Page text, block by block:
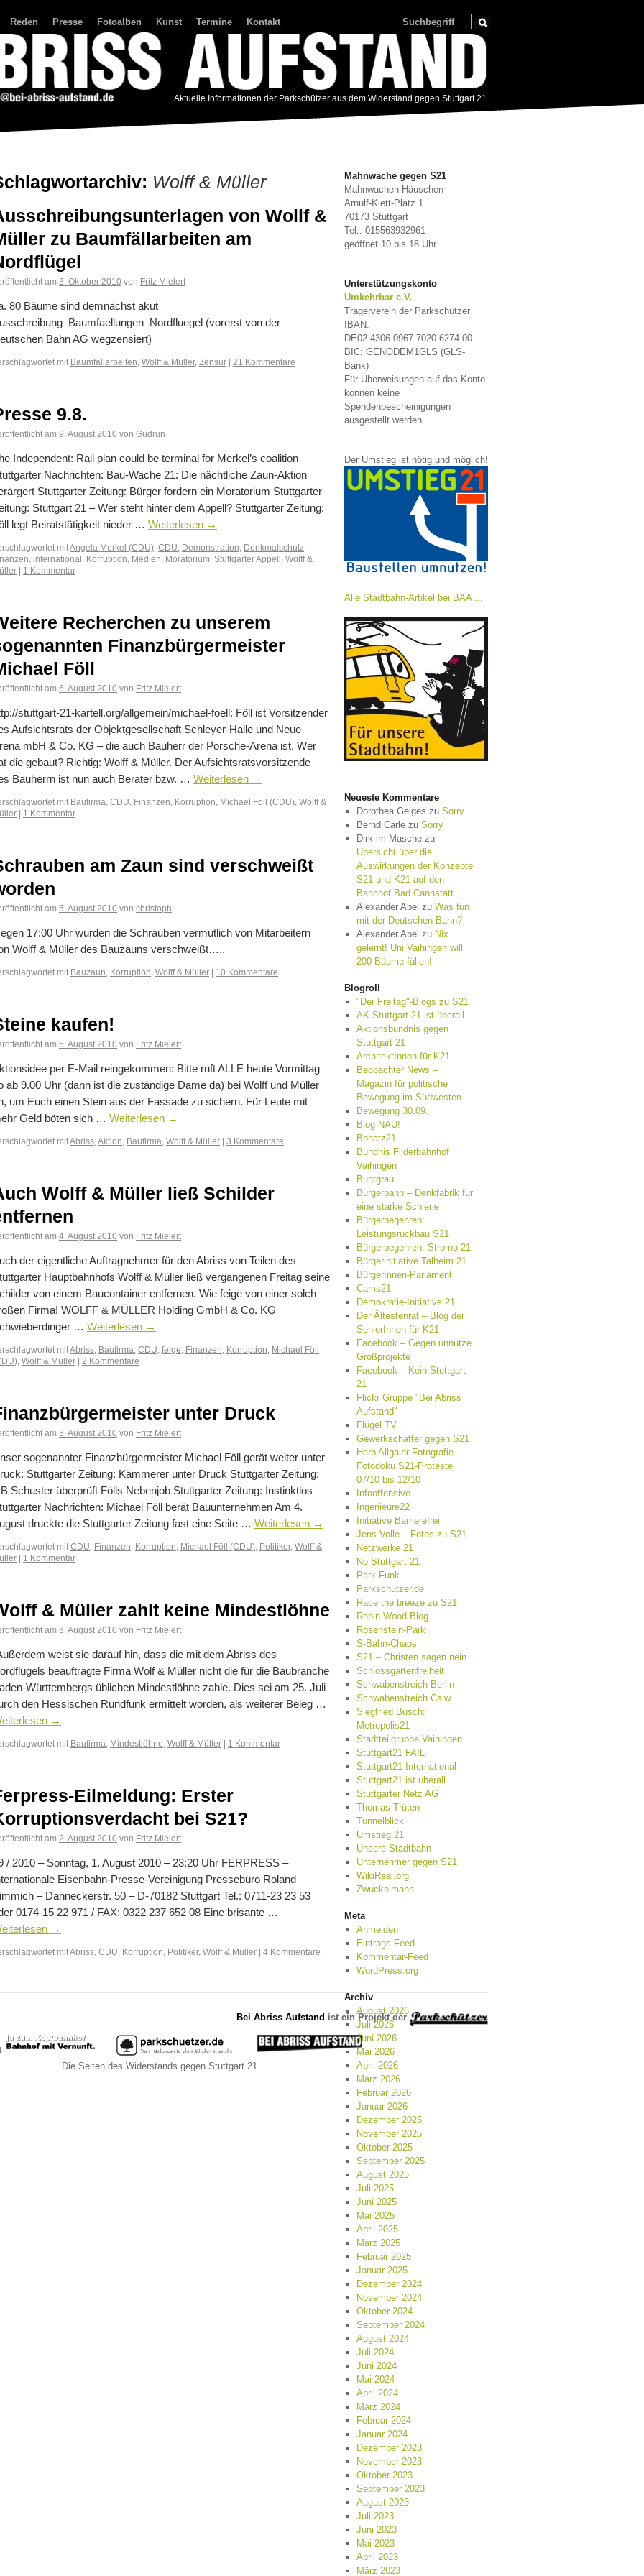
Reden Presse Fotoalben Kunst Termine Kontakt
Aktuelle Informationen der Parkschützer aus dem Widerstand gegen Stuttgart 21
Wolff & Müller
von Wollf &
zu Baumfällarbeiten am
am 3. Oktober 2010 von Fritz Mielert
80 Bäume sind demnächst akut
(vorerst von der
Bahn AG wegzensiert)
mit Baumfällarbeiten Wolff & Müller, Zensur | 21 Kommentare
9.8.
am 9. August 2010 von Gudrun
Independent: Rail plan could be terminal for Merkel’s coalition
Nachrichten: Bau-Wache 21: Die nächtliche Zaun-Aktion
Stuttgarter Zeitung: Bürger fordern ein Moratorium Stuttgarter
Stuttgart 21 – Wer steht hinter dem Appell? Stuttgarter Zeitung:
legt Beiratstätigkeit nieder … Weiterlesen →
mitAngela Merkel (CDU) CDU Demonstration Denkmalschutz
international Korruption Medien Moratorium Stuttgarter Appell Wolff &
| 1 Kommentar
Recherchen zu unserem
Finanzbürgermeister
Föll
am 6. August 2010 von Fritz Mielert
stuttgart-21-kartell.org/allgemein/michael-foell: Föll ist Vorsitzender
Aufsichtsrats der Objektgesellschaft Schleyer-Halle und Neue
mbH & Co. KG – die auch Bauherr der Porsche-Arena ist. Wer
die gebaut? Richtig: Wolff & Müller. Der Aufsichtsratsvorsitzende
Bauherrn ist nun auch Berater bzw. … Weiterlesen →
mit Baufirma CDU Finanzen Korruption Michael Föll (CDU) Wolff &
| 1 Kommentar
am Zaun sind verschweißt
am 5. August 2010 von christoph
17:00 Uhr wurden die Schrauben vermutlich von Mitarbeitern
Wolff & Müller des Bauzauns verschweißt…..
mit Bauzaun Korruption Wolff & Müller | 10 Kommentare
kaufen!
am 5. August 2010 von Fritz Mielert
per E-Mail reingekommen: Bitte ruft ALLE heute Vormittag
ab 9.00 Uhr (dann ist die zuständige Dame da) bei Wolff und Müller
um Euch einen Stein aus der Fassade zu sichern. Für Leute mit
Geld böten sich … Weiterlesen →
mitAbriss Aktion Baufirma Wolff & Müller | 3 Kommentare
Wolff & Müller ließ Schilder
am 4. August 2010 von Fritz Mielert
der eigentliche Auftragnehmer für den Abriss von Teilen des
Hauptbahnhofs Wolff & Müller ließ vergangenen Freitag seine
von einem Baucontainer entfernen. Wie feige von einer solch
Firma! WOLFF & MÜLLER Holding GmbH & Co. KG
… Weiterlesen →
mitAbriss Baufirma CDU feige Finanzen Korruption
Michael Föll
Wolff & Müller | 2 Kommentare
unter Druck
am 3. August 2010 von Fritz Mielert
sogenannter Finanzbürgermeister Michael Föll gerät weiter unter
Stuttgarter Zeitung: Kämmerer unter Druck Stuttgarter Zeitung:
Schuster überprüft Fölls Nebenjob Stuttgarter Zeitung: Instinktlos
Nachrichten: Michael Föll berät Bauunternehmen Am 4.
druckte die Stuttgarter Zeitung fast eine Seite … Weiterlesen →
mit CDU Finanzen Korruption Michael Föll (CDU) Politiker, Wolff &
| 1 Kommentar
& Müller zahlt keine Mindestlöhne
am 3. August 2010 von Fritz Mielert
weist sie darauf hin, dass die mit dem Abriss des
beauftragte Firma Wolf & Müller nicht die für die Baubranche
Württembergs üblichen Mindestlöhne zahle. Dies sei am 25. Juli
den Hessischen Rundfunk ermittelt worden, als weiterer Beleg …
→
mit Baufirma Mindestlöhne Wolff & Müller | 1 Kommentar
Eilmeldung: Erster
bei S21?
am 2. August 2010 von Fritz Mielert
/ 2010 – Sonntag, 1. August 2010 – 23:20 Uhr FERPRESS –
Eisenbahn-Presse-Vereinigung Pressebüro Roland
– Danneckerstr. 50 – D-70182 Stuttgart Tel.: 0711-23 23 53
0174-15 22 971 / FAX: 0322 237 652 08 Eine brisante …
→
mitAbriss CDU Korruption Politiker, Wolff & Müller | 4 Kommentare
Mahnwache gegen S21
Mahnwachen-Häuschen
Arnulf-Klett-Platz 1
70173 Stuttgart
Tel.: 015563932961
geöffnet 10 bis 18 Uhr
Unterstützungskonto
Umkehrbar e.V.
Trägerverein der Parkschützer
IBAN:
DE02 4306 0967 7020 6274 00
BIC: GENODEM1GLS (GLS-
Bank)
Für Überweisungen auf das Konto
können keine
Spendenbescheinigungen
ausgestellt werden.
Der Umstieg ist nötig und möglich!
Alle Stadtbahn-Artikel bei BAA ...
Neueste Kommentare
Dorothea Geiges zu Sorry
Bernd Carlezu Sorry
Dirk im Maschezu
Übersicht über die
Auswirkungen der Konzepte
S21 und K21 auf den
Bahnhof Bad Cannstatt
Alexander Abel zu Was tun
mit der Deutschen Bahn?
Alexander Abel zu Nix
gelernt! Uni Vaihingen will
200 Bäume fällen!
Blogroll
"Der Freitag"-Blogs zu S21
AK Stuttgart 21 ist überall
Aktionsbündnis gegen
Stuttgart 21
ArchitektInnen für K21
Beobachter News –
Magazin für politische
Bewegung im Südwesten
Bewegung 30.09.
Blog NAU!
Bonatz21
Bündnis Filderbahnhof
Vaihingen
Buntgrau
Bürgerbahn – Denkfabrik für
eine starke Schiene
Bürgerbegehren:
Leistungsrückbau S21
Bürgerbegehren: Strorno 21
Bürgerinitiative Talheim 21
BürgerInnen-Parlament
Cams21
Demokratie-Initiative 21
Der Ältestenrat – Blog der
SeniorInnen für K21
Facebook – Gegen unnütze
Großprojekte
Facebook – Kein Stuttgart
21
Flickr Gruppe "Bei Abriss
Aufstand"
Flügel TV
Gewerkschafter gegen S21
Herb Allgaier Fotografie –
Fotodoku S21-Proteste
07/10 bis 12/10
Infooffensive
Ingenieure22
Initiative Barrierefrei
Jens Volle – Fotos zu S21
Netzwerke 21
No Stuttgart 21
Park Funk
Parkschützer.de
Race the breeze zu S21
Robin Wood Blog
Rosenstein-Park
S-Bahn-Chaos
S21 – Christen sagen nein
Schlossgartenfreiheit
Schwabenstreich Berlin
Schwabenstreich Calw
Siegfried Busch:
Metropolis21
Stadtteilgruppe Vaihingen
Stuttgart21 FAIL
Stuttgart21 International
Stuttgart21 ist überall
Stuttgarter Netz AG
Thomas Trüten
Tunnelblick
Umstieg 21
Unsere Stadtbahn
Unternehmer gegen S21
WikiReal.org
Zwuckelmann
Meta
Anmelden
Eintrags-Feed
Kommentar-Feed
WordPress.org
Archiv
August 2026
Juli 2026
Juni 2026
Mai 2026
April 2026
März 2026
Februar 2026
Januar 2026
Dezember 2025
November 2025
Oktober 2025
September 2025
August 2025
Juli 2025
Juni 2025
Mai 2025
April 2025
März 2025
Februar 2025
Januar 2025
Dezember 2024
November 2024
Oktober 2024
September 2024
August 2024
Juli 2024
Juni 2024
Mai 2024
April 2024
März 2024
Februar 2024
Januar 2024
Dezember 2023
November 2023
Oktober 2023
September 2023
August 2023
Juli 2023
Juni 2023
Mai 2023
April 2023
März 2023
Bei Abriss Aufstand ist ein Projekt der
Die Seiten des Widerstands gegen Stuttgart 21.